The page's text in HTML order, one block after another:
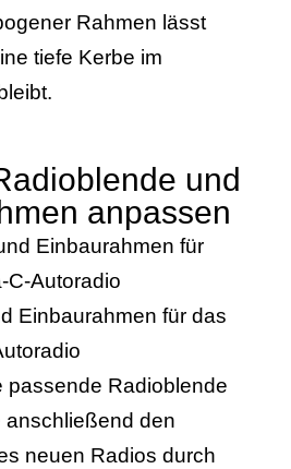
Rahmen lässt
tiefe Kerbe im
und
anpassen
Einbaurahmen für das
passende Radioblende
den
neuen Radios durch